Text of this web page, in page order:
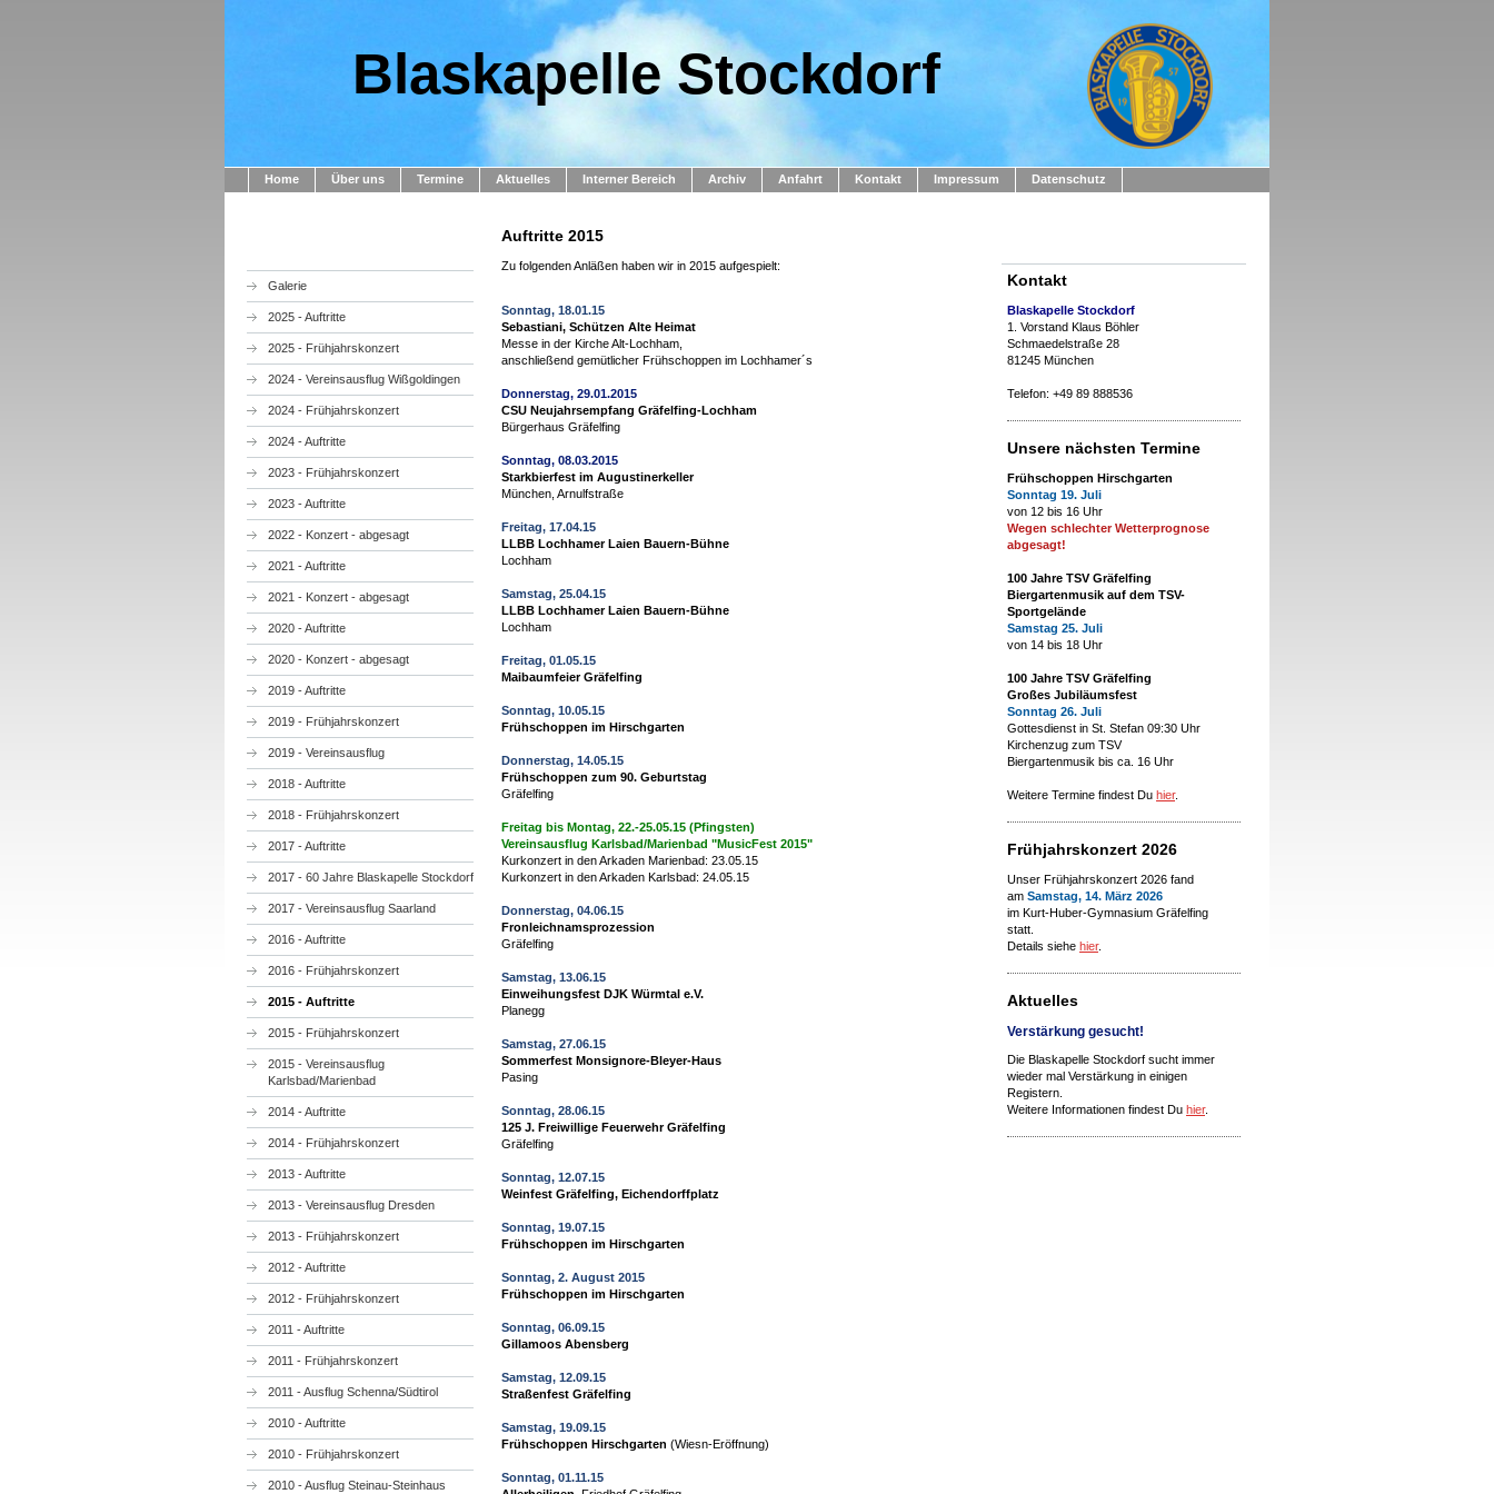
Blaskapelle Stockdorf
Home Über uns Termine Aktuelles Interner Bereich Archiv Anfahrt Kontakt Impressum Datenschutz
Galerie
2025 - Auftritte
2025 - Frühjahrskonzert
2024 - Vereinsausflug Wißgoldingen
2024 - Frühjahrskonzert
2024 - Auftritte
2023 - Frühjahrskonzert
2023 - Auftritte
2022 - Konzert - abgesagt
2021 - Auftritte
2021 - Konzert - abgesagt
2020 - Auftritte
2020 - Konzert - abgesagt
2019 - Auftritte
2019 - Frühjahrskonzert
2019 - Vereinsausflug
2018 - Auftritte
2018 - Frühjahrskonzert
2017 - Auftritte
2017 - 60 Jahre Blaskapelle Stockdorf
2017 - Vereinsausflug Saarland
2016 - Auftritte
2016 - Frühjahrskonzert
2015 - Auftritte
2015 - Frühjahrskonzert
2015 - Vereinsausflug
Karlsbad/Marienbad
2014 - Auftritte
2014 - Frühjahrskonzert
2013 - Auftritte
2013 - Vereinsausflug Dresden
2013 - Frühjahrskonzert
2012 - Auftritte
2012 - Frühjahrskonzert
2011 - Auftritte
2011 - Frühjahrskonzert
2011 - Ausflug Schenna/Südtirol
2010 - Auftritte
2010 - Frühjahrskonzert
2010 - Ausflug Steinau-Steinhaus
Auftritte 2015
Zu folgenden Anläßen haben wir in 2015 aufgespielt:
Sonntag, 18.01.15
Sebastiani, Schützen Alte Heimat
Messe in der Kirche Alt-Lochham,
anschließend gemütlicher Frühschoppen im Lochhamer´s
Donnerstag, 29.01.2015
CSU Neujahrsempfang Gräfelfing-Lochham
Bürgerhaus Gräfelfing
Sonntag, 08.03.2015
Starkbierfest im Augustinerkeller
München, Arnulfstraße
Freitag, 17.04.15
LLBB Lochhamer Laien Bauern-Bühne
Lochham
Samstag, 25.04.15
LLBB Lochhamer Laien Bauern-Bühne
Lochham
Freitag, 01.05.15
Maibaumfeier Gräfelfing
Sonntag, 10.05.15
Frühschoppen im Hirschgarten
Donnerstag, 14.05.15
Frühschoppen zum 90. Geburtstag
Gräfelfing
Freitag bis Montag, 22.-25.05.15 (Pfingsten)
Vereinsausflug Karlsbad/Marienbad "MusicFest 2015"
Kurkonzert in den Arkaden Marienbad: 23.05.15
Kurkonzert in den Arkaden Karlsbad: 24.05.15
Donnerstag, 04.06.15
Fronleichnamsprozession
Gräfelfing
Samstag, 13.06.15
Einweihungsfest DJK Würmtal e.V.
Planegg
Samstag, 27.06.15
Sommerfest Monsignore-Bleyer-Haus
Pasing
Sonntag, 28.06.15
125 J. Freiwillige Feuerwehr Gräfelfing
Gräfelfing
Sonntag, 12.07.15
Weinfest Gräfelfing, Eichendorffplatz
Sonntag, 19.07.15
Frühschoppen im Hirschgarten
Sonntag, 2. August 2015
Frühschoppen im Hirschgarten
Sonntag, 06.09.15
Gillamoos Abensberg
Samstag, 12.09.15
Straßenfest Gräfelfing
Samstag, 19.09.15
Frühschoppen Hirschgarten (Wiesn-Eröffnung)
Sonntag, 01.11.15
Kontakt
Blaskapelle Stockdorf
1. Vorstand Klaus Böhler
Schmaedelstraße 28
81245 München
Telefon: +49 89 888536
Unsere nächsten Termine
Frühschoppen Hirschgarten
Sonntag 19. Juli
von 12 bis 16 Uhr
Wegen schlechter Wetterprognose
abgesagt!
100 Jahre TSV Gräfelfing
Biergartenmusik auf dem TSV-
Sportgelände
Samstag 25. Juli
von 14 bis 18 Uhr
100 Jahre TSV Gräfelfing
Großes Jubiläumsfest
Sonntag 26. Juli
Gottesdienst in St. Stefan 09:30 Uhr
Kirchenzug zum TSV
Biergartenmusik bis ca. 16 Uhr
Weitere Termine findest Du hier.
Frühjahrskonzert 2026
Unser Frühjahrskonzert 2026 fand
am Samstag, 14. März 2026
im Kurt-Huber-Gymnasium Gräfelfing
statt.
Details siehe hier.
Aktuelles
Verstärkung gesucht!
Die Blaskapelle Stockdorf sucht immer
wieder mal Verstärkung in einigen
Registern.
Weitere Informationen findest Du hier.